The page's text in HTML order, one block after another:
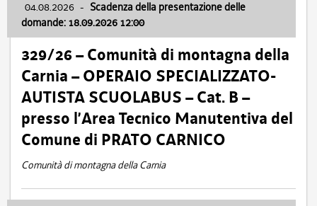
04.08.2026 - Scadenza della presentazione delle
domande: 18.09.2026 12:00
329/26 – Comunità di montagna della
Carnia – OPERAIO SPECIALIZZATO-
AUTISTA SCUOLABUS – Cat. B –
presso l’Area Tecnico Manutentiva del
Comune di PRATO CARNICO
Comunità di montagna della Carnia